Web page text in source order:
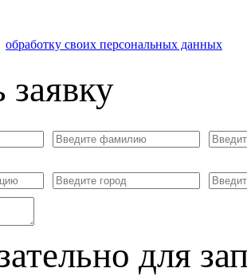
обработку своих персональных данных
заявку
для